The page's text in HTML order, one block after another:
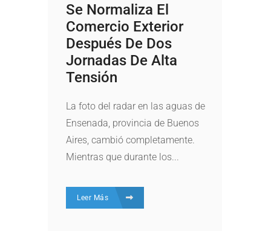
Se Normaliza El
Comercio Exterior
Después De Dos
Jornadas De Alta
Tensión
La foto del radar en las aguas de
Ensenada, provincia de Buenos
Aires, cambió completamente.
Mientras que durante los...
Leer Más